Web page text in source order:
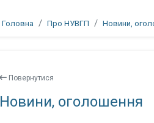
Головна Про НУВГП Новини,
Повернутися
Новини, оголошення